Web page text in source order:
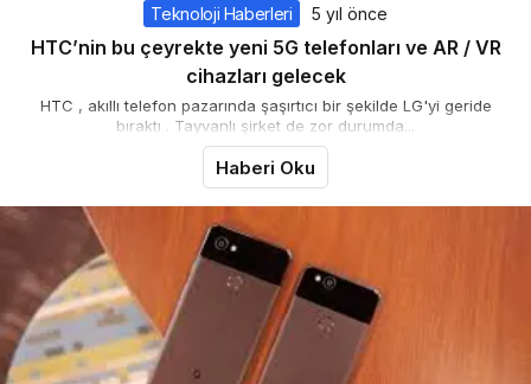
Teknoloji Haberleri 5 yıl önce
HTC’nin bu çeyrekte yeni 5G telefonları ve AR / VR
cihazları gelecek
HTC , akıllı telefon pazarında şaşırtıcı bir şekilde LG'yi geride
bıraktı . Tayvanlı şirket de zor durumda...
Haberi Oku